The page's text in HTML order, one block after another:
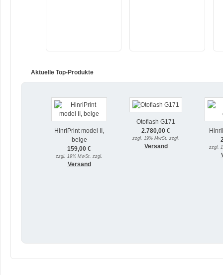
Aktuelle Top-Produkte
HinriPrint model II,
beige
159,00 €
zzgl. 19% MwSt. zzgl.
Versand
Otoflash G171
2.780,00 €
zzgl. 19% MwSt. zzgl.
Versand zzgl.